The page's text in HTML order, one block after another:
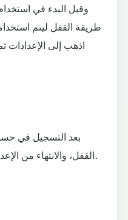
وقبل البدء في
طريقة القفل ليتم
اذهب إلى الإعدادات
بعد التسجيل في
القفل، والانتهاء من الإعدادات بحسب التعليمات الظاهرة.